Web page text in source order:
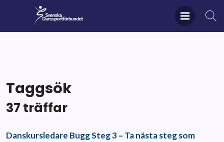
Taggsök
37 träffar
Danskursledare Bugg Steg 3 – Ta nästa steg som